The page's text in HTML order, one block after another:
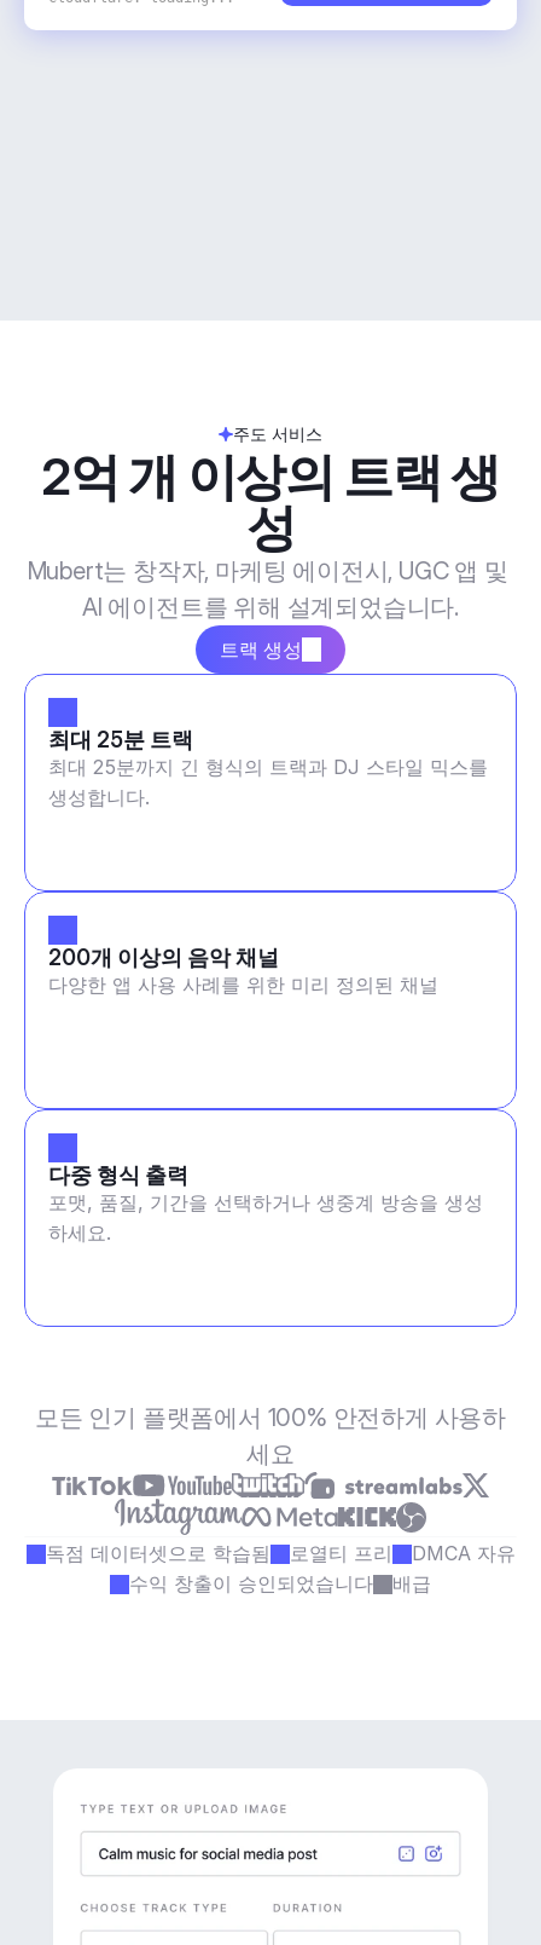
주도 서비스
2억 개 이상의 트랙 생
성
Mubert는 창작자, 마케팅 에이전시, UGC 앱 및
AI 에이전트를 위해 설계되었습니다.
트랙 생성
최대 25분 트랙
최대 25분까지 긴 형식의 트랙과 DJ 스타일 믹스를
생성합니다.
200개 이상의 음악 채널
다양한 앱 사용 사례를 위한 미리 정의된 채널
다중 형식 출력
포맷, 품질, 기간을 선택하거나 생중계 방송을 생성
하세요.
모든 인기 플랫폼에서 100% 안전하게 사용하
세요
독점 데이터셋으로 학습됨 로열티 프리
DMCA 자유
수익 창출이 승인되었습니다
배급